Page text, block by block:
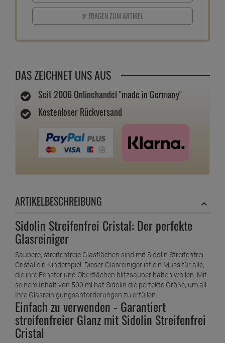
FRAGEN ZUM ARTIKEL
DAS ZEICHNET UNS AUS
Seit 2006 Onlinehandel "made in Germany"
Kostenloser Rückversand
ARTIKELBESCHREIBUNG
Sidolin Streifenfrei Cristal: Der perfekte
Glasreiniger
Saubere, streifenfreie Glasflächen sind mit Sidolin Streifenfrei
Cristal ein Kinderspiel. Dieser Glasreiniger ist ein Muss für alle,
die ihre Fenster und Oberflächen blitzsauber halten wollen. Mit
seinem Inhalt von 500 ml hat Sidolin die perfekte Größe, um all
Ihre Glasreinigungsanforderungen zu erfüllen.
Einfach zu verwenden - Garantiert
streifenfreier Glanz mit Sidolin Streifenfrei
Cristal